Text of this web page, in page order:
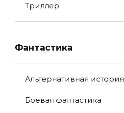
Триллер
Фантастика
Альтернативная история
Боевая фантастика